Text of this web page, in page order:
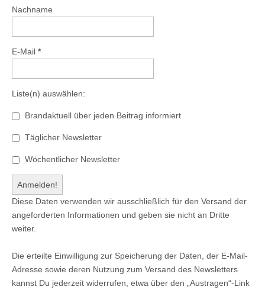
Nachname
E-Mail *
Liste(n) auswählen:
Brandaktuell über jeden Beitrag informiert
Täglicher Newsletter
Wöchentlicher Newsletter
Diese Daten verwenden wir ausschließlich für den Versand der
angeforderten Informationen und geben sie nicht an Dritte
weiter.
Die erteilte Einwilligung zur Speicherung der Daten, der E-Mail-
Adresse sowie deren Nutzung zum Versand des Newsletters
kannst Du jederzeit widerrufen, etwa über den „Austragen“-Link